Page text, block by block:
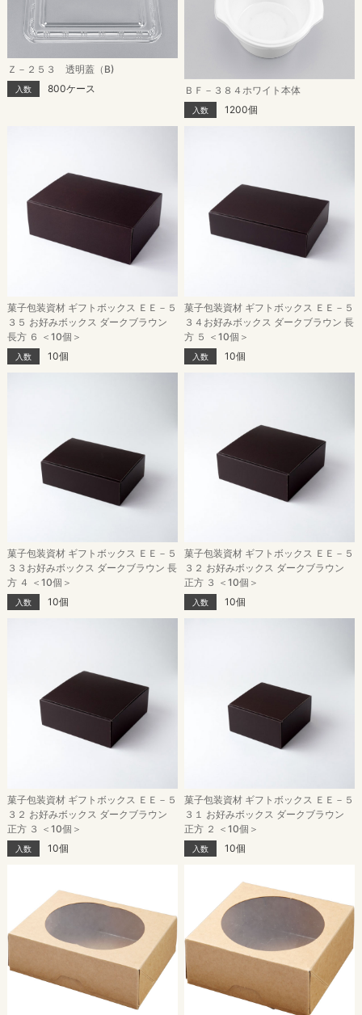
Ｚ－２５３ 透明蓋（B)
入数 800ケース ＢＦ－３８４ホワイト本体
入数 1200個
菓子包装資材 ギフトボックス ＥＥ－５
３５ お好みボックス ダークブラウン
長方 ６ ＜10個＞
入数 10個
菓子包装資材 ギフトボックス ＥＥ－５
３４お好みボックス ダークブラウン 長
方 ５ ＜10個＞
入数 10個
菓子包装資材 ギフトボックス ＥＥ－５
３３お好みボックス ダークブラウン 長
方 ４ ＜10個＞
入数 10個
菓子包装資材 ギフトボックス ＥＥ－５
３２ お好みボックス ダークブラウン
正方 ３ ＜10個＞
入数 10個
菓子包装資材 ギフトボックス ＥＥ－５
３２ お好みボックス ダークブラウン
正方 ３ ＜10個＞
入数 10個
菓子包装資材 ギフトボックス ＥＥ－５
３１ お好みボックス ダークブラウン
正方 ２ ＜10個＞
入数 10個